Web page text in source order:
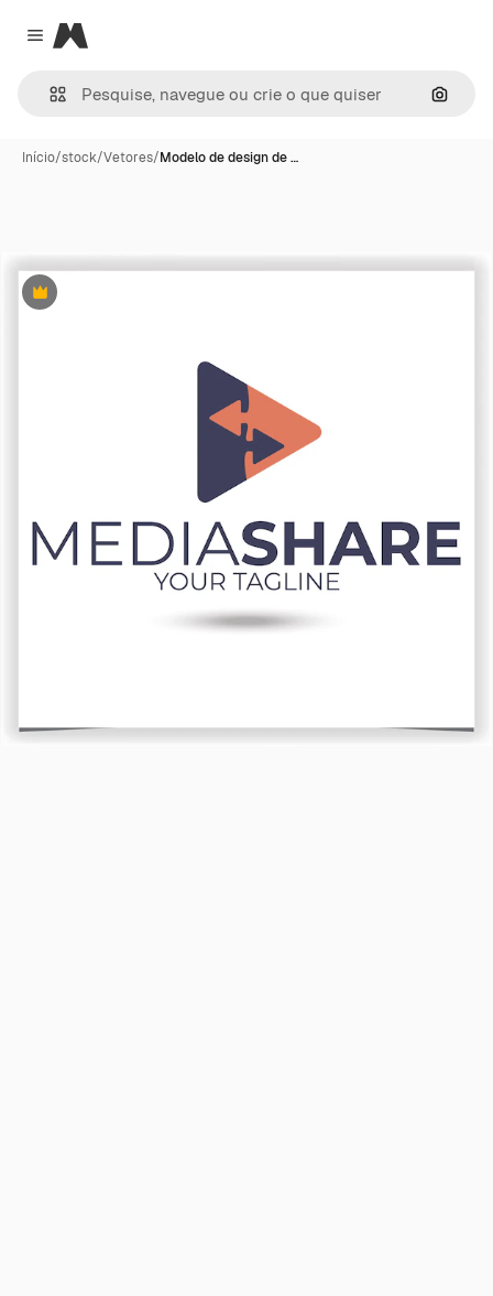
Close menu
Magnific
Início/stock/Vetores/Modelo de design de …
Premium